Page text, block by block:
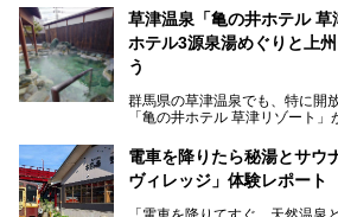
草津温泉「亀の井ホテル
ホテル3源泉湯めぐりと上
う
群馬県の草津温泉でも、特に開
「亀の井ホテル 草津リゾート
ロビーや客室が綺麗になって、
ッフェも人気！アクセスはシャ
温泉にある姉妹ホテルの「草津
電車を降りたら秘湯とサウ
ヴィレッジ」体験レポート